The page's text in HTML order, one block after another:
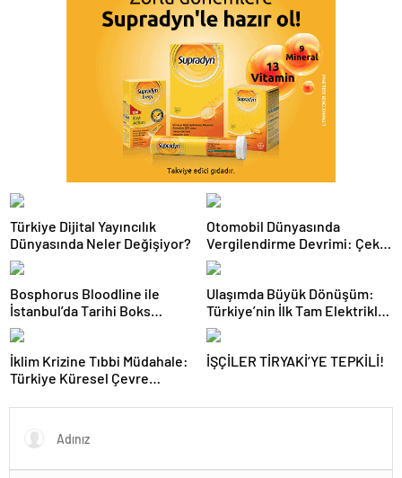
Türkiye Dijital Yayıncılık
Dünyasında Neler Değişiyor?
Otomobil Dünyasında
Vergilendirme Devrimi: Çekiş
Sistemleri ve Yeni Dönem
Bosphorus Bloodline ile
İstanbul’da Tarihi Boks
Gecesi
Ulaşımda Büyük Dönüşüm:
Türkiye’nin İlk Tam Elektrikli
Akaryakıt İstasyonu Deneyimi
İklim Krizine Tıbbi Müdahale:
Türkiye Küresel Çevre
Değiştirdi?
İŞÇİLER TİRYAKİ’YE TEPKİLİ!